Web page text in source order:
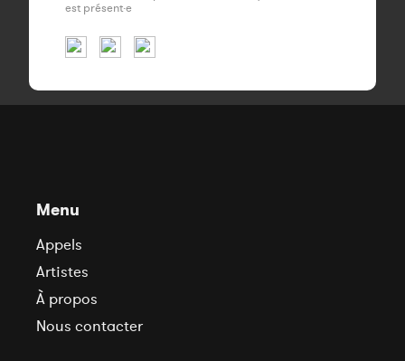
est présent·e
Menu
Appels
Artistes
À propos
Nous contacter